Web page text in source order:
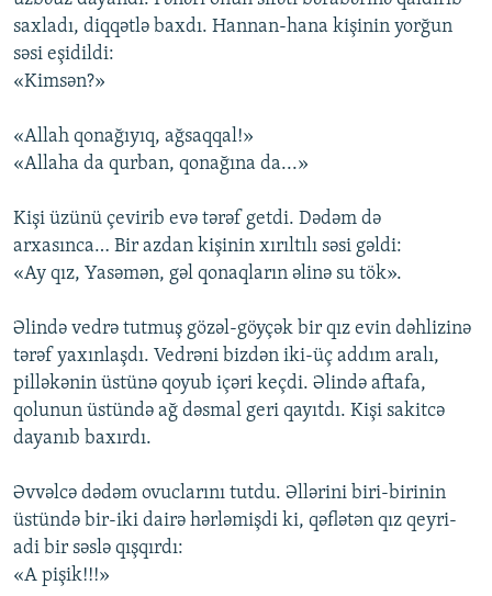
saxladı, diqqətlə baxdı. Hannan-hana kişinin yorğun
səsi eşidildi:
«Kimsən?»
«Allah qonağıyıq, ağsaqqal!»
«Allaha da qurban, qonağına da...»
Kişi üzünü çevirib evə tərəf getdi. Dədəm də
arxasınca… Bir azdan kişinin xırıltılı səsi gəldi:
«Ay qız, Yasəmən, gəl qonaqların əlinə su tök».
Əlində vedrə tutmuş gözəl-göyçək bir qız evin dəhlizinə
tərəf yaxınlaşdı. Vedrəni bizdən iki-üç addım aralı,
pilləkənin üstünə qoyub içəri keçdi. Əlində aftafa,
qolunun üstündə ağ dəsmal geri qayıtdı. Kişi sakitcə
dayanıb baxırdı.
Əvvəlcə dədəm ovuclarını tutdu. Əllərini biri-birinin
üstündə bir-iki dairə hərləmişdi ki, qəflətən qız qeyri-
adi bir səslə qışqırdı:
«A pişik!!!»